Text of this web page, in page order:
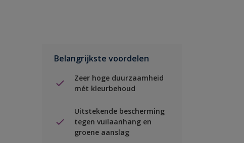
Belangrijkste voordelen
Zeer hoge duurzaamheid
mét kleurbehoud
Uitstekende bescherming
tegen vuilaanhang en
groene aanslag